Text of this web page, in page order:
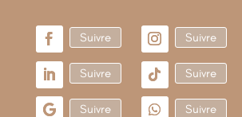
Suivre Suivre
Suivre Suivre
Suivre Suivre